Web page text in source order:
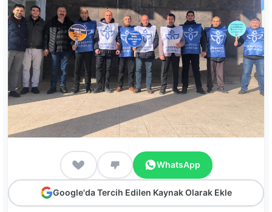
WhatsApp
Google'da Tercih Edilen Kaynak Olarak Ekle